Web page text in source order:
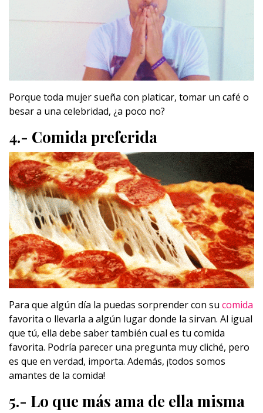
Porque toda mujer sueña con platicar, tomar un café o
besar a una celebridad, ¿a poco no?
4.- Comida preferida
Para que algún día la puedas sorprender con su comida
favorita o llevarla a algún lugar donde la sirvan. Al igual
que tú, ella debe saber también cual es tu comida
favorita. Podría parecer una pregunta muy cliché, pero
es que en verdad, importa. Además, ¡todos somos
amantes de la comida!
5.- Lo que más ama de ella misma